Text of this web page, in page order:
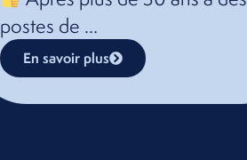
postes de …
En savoir plus